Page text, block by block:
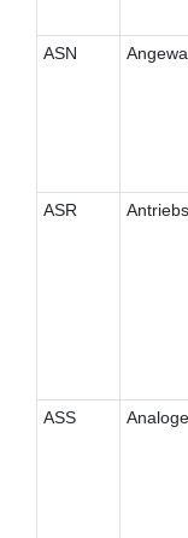
ASN
ASR
ASS